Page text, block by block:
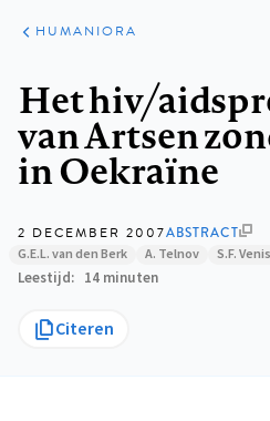
ARTIKELEN
PERSPECTIEF
HUMANIORA
Het hiv/
van Artsen
in Oekraïne
2 DECEMBER 2007ABSTRACT
G.E.L. van den Berk A. Telnov S.F. Venis
Leestijd 14 minuten
Citeren